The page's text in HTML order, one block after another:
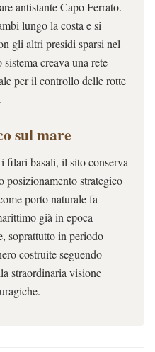
antistante Capo Ferrato.
lungo la costa e si
gli altri presidi sparsi nel
sistema creava una rete
per il controllo delle rotte
sul mare
filari basali, il sito conserva
posizionamento strategico
porto naturale fa
già in epoca
soprattutto in periodo
costruite seguendo
straordinaria visione